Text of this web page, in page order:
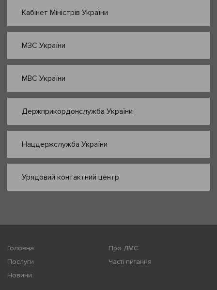
Кабінет Міністрів України
МЗС України
МВС України
Держприкордонслужба України
Нацдержслужба України
Урядовий контактний центр
Головна
Про ДМС
Послуги
Часті питання
Новини